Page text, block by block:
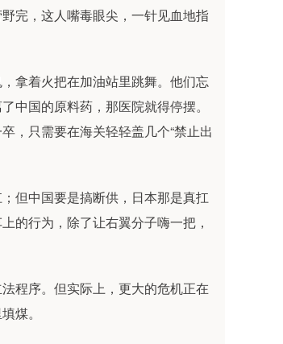
完，这人嘴毒眼尖，一针见血地指
拿着火把在加油站里跳舞。他们忘
中国的原料药，那医院就得停摆。
，只需要在海关轻轻盖几个“禁止出
但中国要是搞断供，日本那是真扛
的行为，除了让右翼分子嗨一把，
程序。但实际上，更大的危机正在
煤。